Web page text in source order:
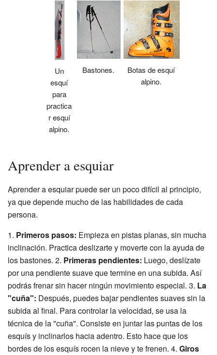
Un
esquí
para
practica
r esquí
alpino.
Bastones.
Botas de esquí
alpino.
Aprender a esquiar
Aprender a esquiar puede ser un poco difícil al principio,
ya que depende mucho de las habilidades de cada
persona.
1. Primeros pasos: Empieza en pistas planas, sin mucha
inclinación. Practica deslizarte y moverte con la ayuda de
los bastones. 2. Primeras pendientes: Luego, deslízate
por una pendiente suave que termine en una subida. Así
podrás frenar sin hacer ningún movimiento especial. 3. La
"cuña": Después, puedes bajar pendientes suaves sin la
subida al final. Para controlar la velocidad, se usa la
técnica de la "cuña". Consiste en juntar las puntas de los
esquís y inclinarlos hacia adentro. Esto hace que los
bordes de los esquís rocen la nieve y te frenen. 4. Giros